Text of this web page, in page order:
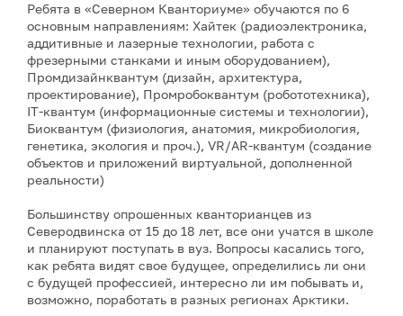
Ребята в «Северном Кванториуме» обучаются по 6
основным направлениям: Хайтек (радиоэлектроника,
аддитивные и лазерные технологии, работа с
фрезерными станками и иным оборудованием),
Промдизайнквантум (дизайн, архитектура,
проектирование), Промробоквантум (робототехника),
IT-квантум (информационные системы и технологии),
Биоквантум (физиология, анатомия, микробиология,
генетика, экология и проч.), VR/AR-квантум (создание
объектов и приложений виртуальной, дополненной
реальности)
Большинству опрошенных кванторианцев из
Северодвинска от 15 до 18 лет, все они учатся в школе
и планируют поступать в вуз. Вопросы касались того,
как ребята видят свое будущее, определились ли они
с будущей профессией, интересно ли им побывать и,
возможно, поработать в разных регионах Арктики.